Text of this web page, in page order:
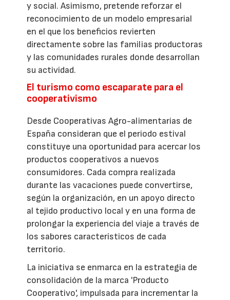
y social. Asimismo, pretende reforzar el
reconocimiento de un modelo empresarial
en el que los beneficios revierten
directamente sobre las familias productoras
y las comunidades rurales donde desarrollan
su actividad.
El turismo como escaparate para el
cooperativismo
Desde Cooperativas Agro-alimentarias de
España consideran que el periodo estival
constituye una oportunidad para acercar los
productos cooperativos a nuevos
consumidores. Cada compra realizada
durante las vacaciones puede convertirse,
según la organización, en un apoyo directo
al tejido productivo local y en una forma de
prolongar la experiencia del viaje a través de
los sabores característicos de cada
territorio.
La iniciativa se enmarca en la estrategia de
consolidación de la marca 'Producto
Cooperativo', impulsada para incrementar la